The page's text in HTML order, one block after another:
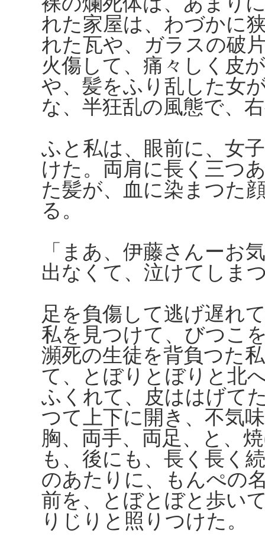
れた家屋は、わづかに
れた瓦や、ガラスの破
火傷して、痛々しく皮
や、髪をふり乱した女
な、半狂乱の風態で、
ふと私は、眼前に、女
けた。両肩に長く三つ
た髪が、血に染まつた
る。
「まあ、伊藤さんー
出なくて、泣けてしま
足を負傷して逃げ遅れ
私を見つけて、びつこ
瀕死の生徒を背負つた
て、とぼりとぼりと北
ふくれて、皮ははげて
つて上下に開き、不気
胸、両手、両足、と、
も、後にも、長く長く
のあたりに、もんぺの
前を、とぼとぼと歩い
りじりと照りつけた。